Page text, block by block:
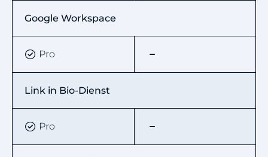
Google Workspace
Pro
Link in Bio-Dienst
Pro